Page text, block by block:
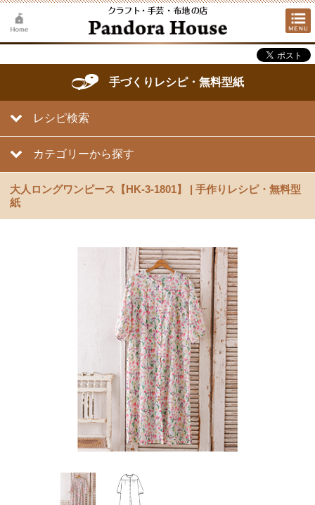
手づくりレシピ・無料型紙
レシピ検索
カテゴリーから探す
大人ロングワンピース【HK-3-1801】 | 手作りレシピ・無料型
紙